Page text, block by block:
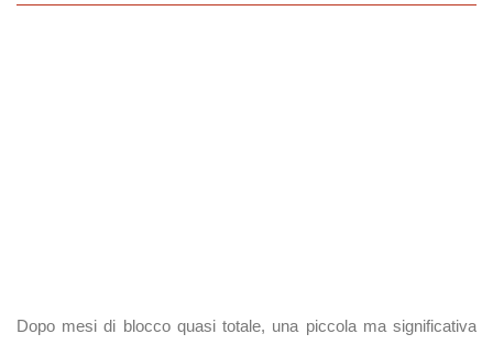
Dopo mesi di blocco quasi totale, una piccola ma significativa